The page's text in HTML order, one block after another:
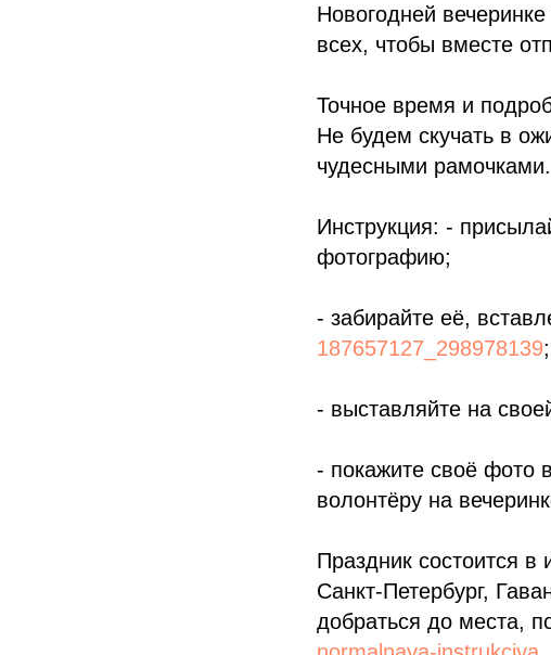
Новогодней
всех, чтобы вместе
Точное время и
Не будем скучать в
чудесными рамочками.
Инструкция: -
фотографию;
- забирайте её,
187657127_298978139;
- выставляйте на
- покажите своё фото
волонтёру на
Праздник состоится
Санкт-Петербург,
добраться до места,